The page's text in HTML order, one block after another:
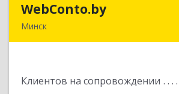
WebConto.by
Минск
Клиентов на сопровождении